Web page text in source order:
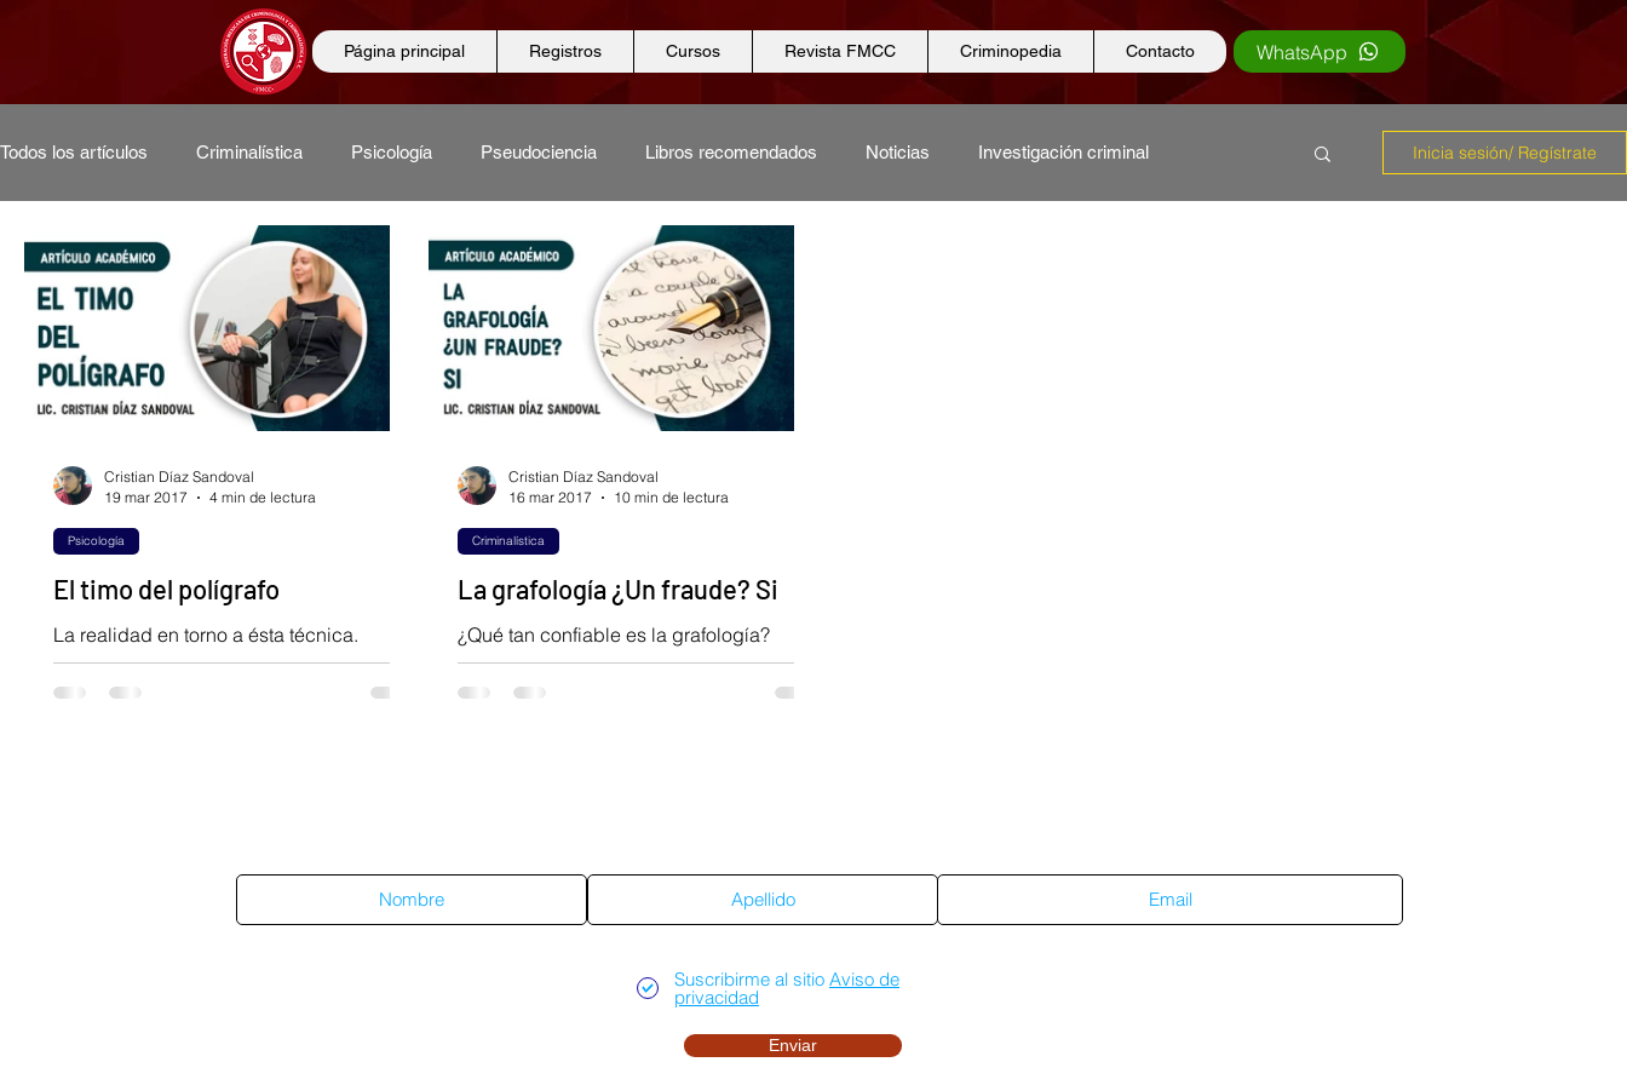
Página principal Registros Cursos Revista FMCC Criminopedia Contacto WhatsApp
Todos los artículos Criminalística Psicología Pseudociencia Libros recomendados Noticias Investigación criminal
Conferencias Ciencias forenses Ciencias criminológicas Ciencias biológicas
Entrevistas Derecho Diplomados Odontología Seguridad Revista FMCC
Inicia sesión/ Regístrate
El timo del polígrafo
La realidad en torno a ésta técnica.
Psicología
Cristian Díaz Sandoval
19 mar 2017
4 min de lectura
La grafología ¿Un fraude? Si
¿Qué tan confiable es la grafología?
¿Realmente es tan válida como suele
divulgarse? En este artículo se exploran
Criminalística
Cristian Díaz Sandoval
16 mar 2017
10 min de lectura
Suscribirme al sitio Aviso de
privacidad
Enviar